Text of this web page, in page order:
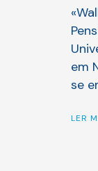
em
se
LER